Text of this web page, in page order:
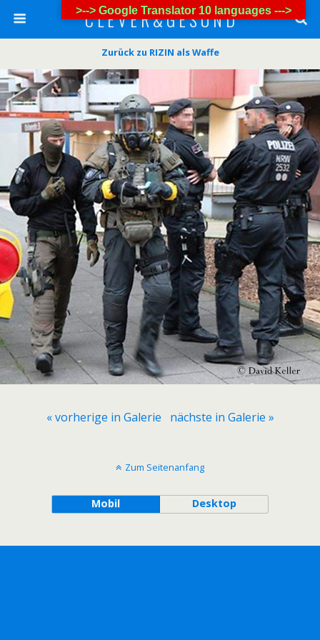
C L E V E R & G E S U N D
Zurück zu RIZIN als Waffe
« vorherige in Galerie nächste in Galerie »
Zum Seitenanfang
Mobil Desktop
>--> Google Translator 10 languages --->